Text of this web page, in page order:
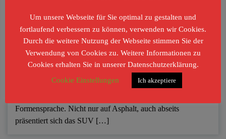
Hybrid steht nicht nur für eine technische Evolution, sondern
zeigt sich auch optisch selbstbewusst und emotional
ansprechend. Man spürt das durch- dachte Zusammenspiel
Formensprache. Nicht nur auf Asphalt, auch abseits
präsentiert sich das SUV […]
Um unsere Webseite für Sie optimal zu gestalten und
fortlaufend verbessern zu können, verwenden wir Cookies.
Durch die weitere Nutzung der Webseite stimmen Sie der
Verwendung von Cookies zu. Weitere Informationen zu
Cookies erhalten Sie in unserer Datenschutzerklärung.
Cookie Einstellungen
Ich akzeptiere